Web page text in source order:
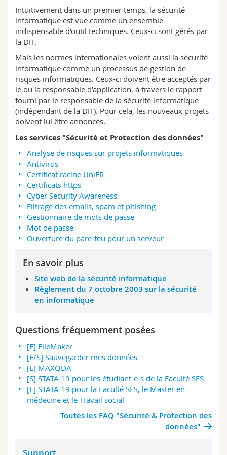
Sciences et médecine
Interfacultaire
Collaborateurs
Doctorants
Webmail
Programme des cours
MyUnifr
Intuitivement dans un premier temps, la sécurité
informatique est vue comme un ensemble
indispensable d'outil techniques. Ceux-ci sont gérés par
la DIT.
Mais les normes internationales voient aussi la sécurité
informatique comme un processus de gestion de
risques informatiques. Ceux-ci doivent être acceptés par
le ou la responsable d'application, à travers le rapport
fourni par le responsable de la sécurité informatique
(indépendant de la DIT). Pour cela, les nouveaux projets
doivent lui être annoncés.
Les services "Sécurité et Protection des données"
Analyse de risques sur projets informatiques
Antivirus
Certificat racine UniFR
Certificats https
Cyber Security Awareness
Filtrage des emails, spam et phishing
Gestionnaire de mots de passe
Mot de passe
Ouverture du pare-feu pour un serveur
En savoir plus
Site web de la sécurité informatique
Règlement du 7 octobre 2003 sur la sécurité
en informatique
Questions fréquemment posées
[E] FileMaker
[E/S] Sauvegarder mes données
[E] MAXQDA
[S] STATA 19 pour les étudiant-e-s de la Faculté SES
[E] STATA 19 pour la Faculté SES, le Master en
médecine et le Travail social
Toutes les FAQ "Sécurité & Protection des
données"
Support